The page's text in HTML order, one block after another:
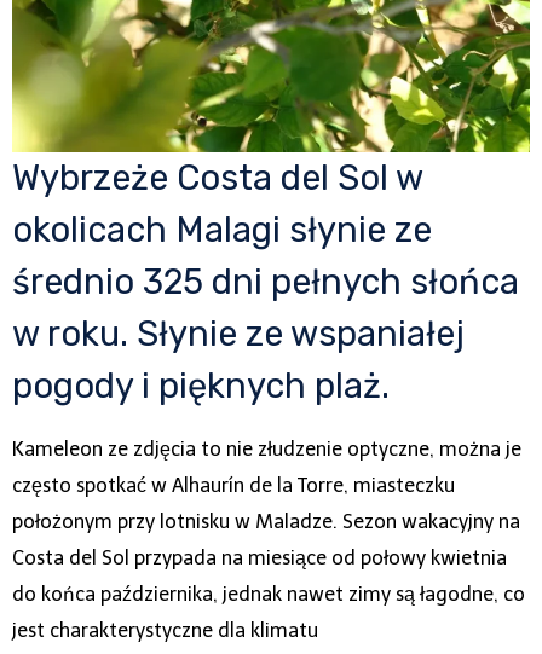
Wybrzeże Costa del Sol w
okolicach Malagi słynie ze
średnio 325 dni pełnych słońca
w roku. Słynie ze wspaniałej
pogody i pięknych plaż.
Kameleon ze zdjęcia to nie złudzenie optyczne, można je
często spotkać w Alhaurín de la Torre, miasteczku
położonym przy lotnisku w Maladze. Sezon wakacyjny na
Costa del Sol przypada na miesiące od połowy kwietnia
do końca października, jednak nawet zimy są łagodne, co
jest charakterystyczne dla klimatu